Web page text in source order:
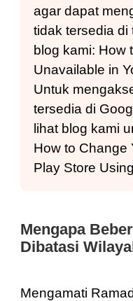
agar dapat
tidak tersedia di
blog kami: How
Unavailable in
Untuk
tersedia di
lihat blog kami
How to Change
Play Store
Mengapa
Dibatasi
Mengamati